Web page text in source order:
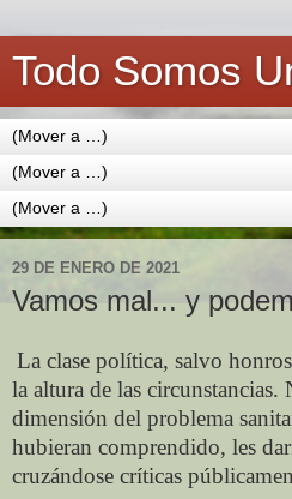
Todo Somos
29 DE ENERO DE 2021
Vamos mal... y
La clase política, salvo
la altura de las circunstancias.
dimensión del problema
hubieran comprendido, les
cruzándose críticas